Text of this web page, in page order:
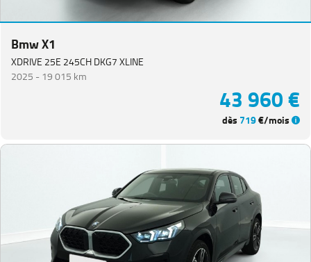
Bmw X1
XDRIVE 25E 245CH DKG7 XLINE
2025 - 19 015 km
43 960 €
dès 719€/mois